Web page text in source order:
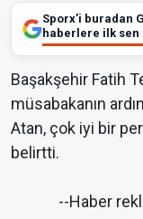
Sporx’i buradan
haberlere ilk sen
Başakşehir Fatih
müsabakanın
Atan, çok iyi bir
belirtti.
--Haber